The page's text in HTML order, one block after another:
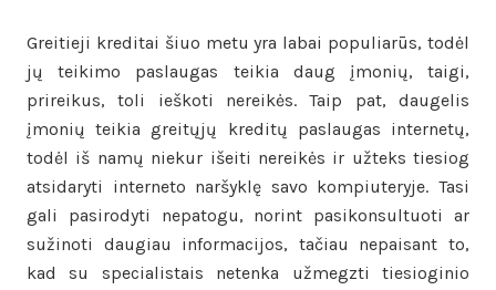
Greitieji kreditai šiuo metu yra labai populiarūs, todėl
jų teikimo paslaugas teikia daug įmonių, taigi,
prireikus, toli ieškoti nereikės. Taip pat, daugelis
įmonių teikia greitųjų kreditų paslaugas internetų,
todėl iš namų niekur išeiti nereikės ir užteks tiesiog
atsidaryti interneto naršyklę savo kompiuteryje. Tasi
gali pasirodyti nepatogu, norint pasikonsultuoti ar
sužinoti daugiau informacijos, tačiau nepaisant to,
kad su specialistais netenka užmegzti tiesioginio